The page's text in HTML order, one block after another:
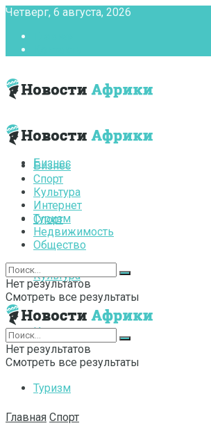
Четверг, 6 августа, 2026
Бизнес
Спорт
Культура
Интернет
Туризм
Бизнес
Спорт
Культура
Интернет
Туризм
Недвижимость
Общество
Нет результатов
Смотреть все результаты
Нет результатов
Смотреть все результаты
Главная Спорт